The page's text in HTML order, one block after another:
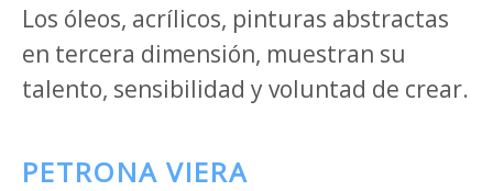
Los óleos, acrílicos, pinturas abstractas
en tercera dimensión, muestran su
talento, sensibilidad y voluntad de crear.
PETRONA VIERA